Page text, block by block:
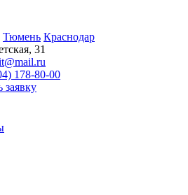
Тюмень Краснодар
31
178-80-00
заявку